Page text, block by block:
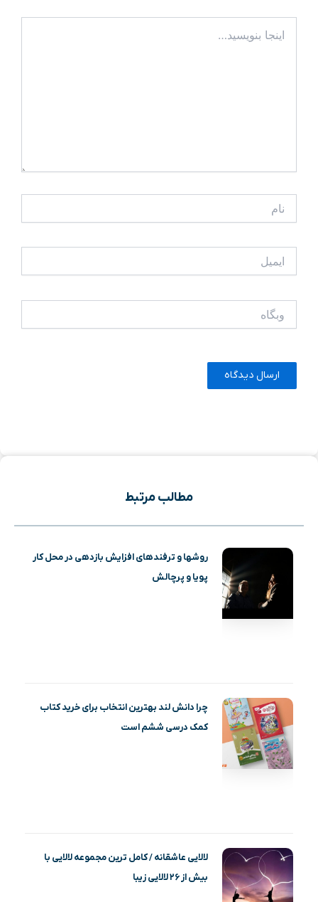
بنویسید…
مطالب مرتبط
روشها و ترفندهای افزایش بازدهی در محل کار
پویا و پرچالش
چرا دانش لند بهترین انتخاب برای خرید کتاب
کمک درسی ششم است
لالایی عاشقانه / کامل ترین مجموعه لالایی با
بیش از ۲۶ لالایی زیبا